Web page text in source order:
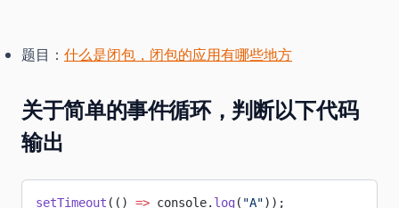
题目： 什么是闭包，闭包的应用有哪些地方
关于简单的事件循环，判断以下代码
输出
setTimeout (() => console. log( "A"));